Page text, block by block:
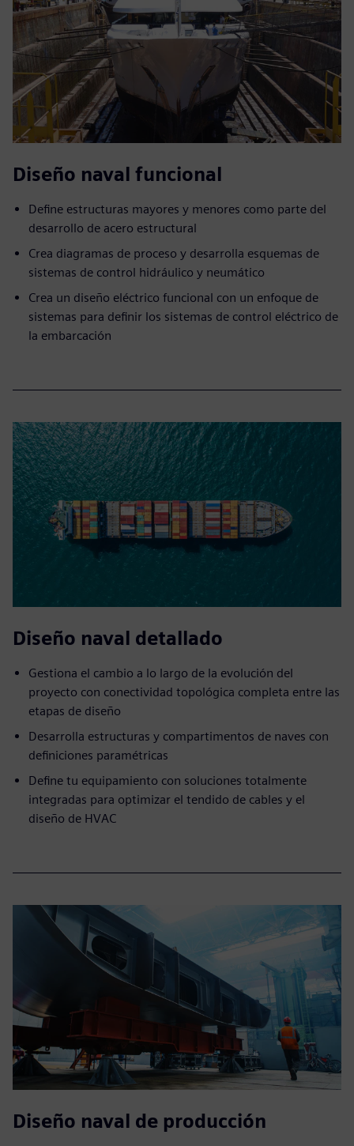
Diseño naval funcional
Define estructuras mayores y menores como parte del
desarrollo de acero estructural
Crea diagramas de proceso y desarrolla esquemas de
sistemas de control hidráulico y neumático
Crea un diseño eléctrico funcional con un enfoque de
sistemas para definir los sistemas de control eléctrico de
la embarcación
Diseño naval detallado
Gestiona el cambio a lo largo de la evolución del
proyecto con conectividad topológica completa entre las
etapas de diseño
Desarrolla estructuras y compartimentos de naves con
definiciones paramétricas
Define tu equipamiento con soluciones totalmente
integradas para optimizar el tendido de cables y el
diseño de HVAC
Diseño naval de producción